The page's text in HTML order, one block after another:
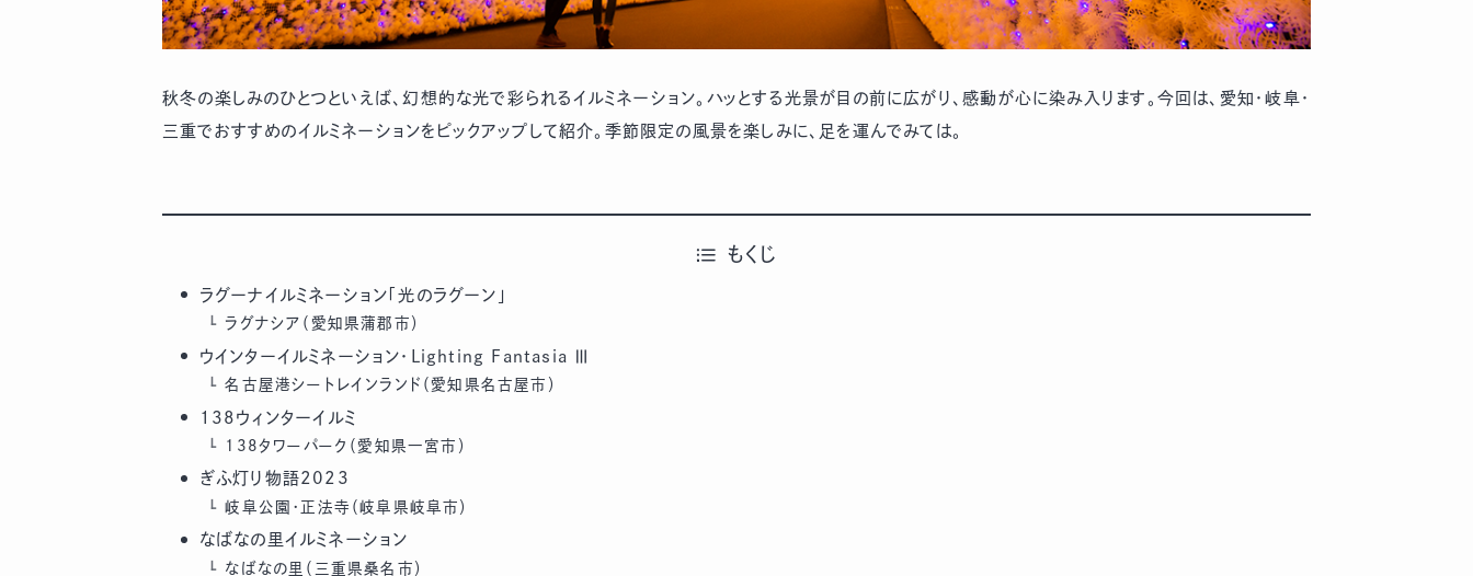
秋冬の楽しみのひとつといえば、幻想的な光で彩られるイルミネーション。ハッとする光景が目の前に広がり、感動が心に染み入ります。今回は、愛知・岐阜・
三重でおすすめのイルミネーションをピックアップして紹介。季節限定の風景を楽しみに、足を運んでみては。
もくじ
ラグーナイルミネーション「光のラグーン」
ラグナシア（愛知県蒲郡市）
ウインターイルミネーション・Lighting Fantasia Ⅲ
名古屋港シートレインランド（愛知県名古屋市）
138ウィンターイルミ
138タワーパーク（愛知県一宮市）
ぎふ灯り物語2023
岐阜公園・正法寺（岐阜県岐阜市）
なばなの里イルミネーション
なばなの里（三重県桑名市）